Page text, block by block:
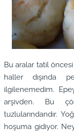
Bu aralar tatil
haller dışında
ilgilenemedim.
arşivden. Bu
tuzlularındandır.
hoşuma gidiyor.